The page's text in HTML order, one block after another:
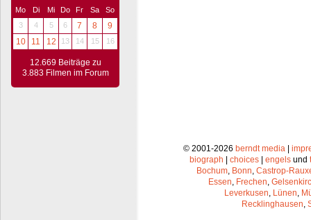
Mo Di Mi Do Fr Sa
So
3
4 5 6 7 8
9
10
11 12 13 14 15 16
12.669 Beiträge zu
3.883 Filmen im Forum
© 2001-2026 berndt media|
biograph
choices engels und
Bochum, Bonn, Castrop-
Essen, Frechen,
Leverkusen, Lünen,
Recklinghausen,